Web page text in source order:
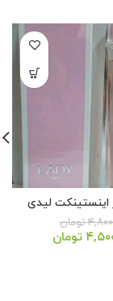
اینستینکت لیدی
تومان
تومان